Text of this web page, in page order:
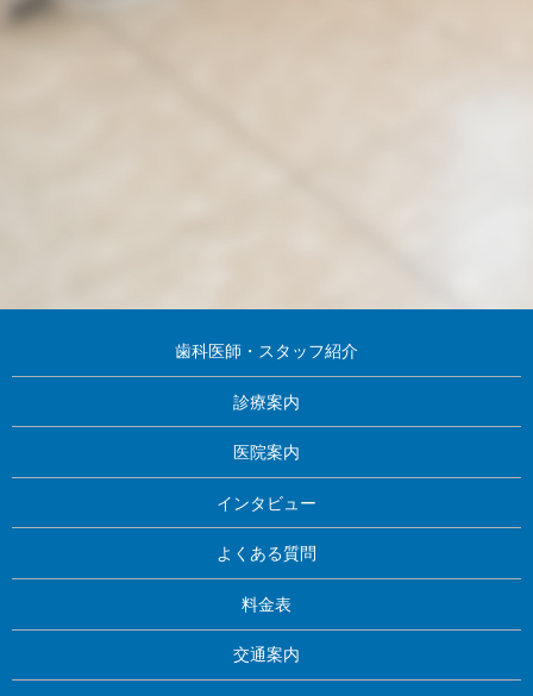
歯科医師・スタッフ紹介
診療案内
医院案内
インタビュー
よくある質問
料金表
交通案内